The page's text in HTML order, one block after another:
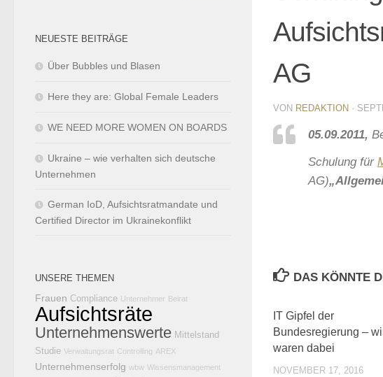
AG
VON REDAKTION ·
05.09.2011,
Schulung für
AG)
DAS KÖNNTE
IT Gipfel der
Bundesregierung –
waren dabei
NOVEMBER 17, 2016
NEUESTE BEITRÄGE
Über Bubbles und Blasen
Here they are: Global Female Leaders
WE NEED MORE WOMEN ON BOARDS
Ukraine – wie verhalten sich deutsche
Unternehmen
German IoD, Aufsichtsratmandate und
Certified Director im Ukrainekonflikt
UNSERE THEMEN
Frauen Compliance Unternehmer Beirat
Aufsichtsräte
Unternehmenswerte Mittelstand
Studie Verwaltungsrat Controlling AREX
Unternehmenserfolg wbw Wissensmanagement